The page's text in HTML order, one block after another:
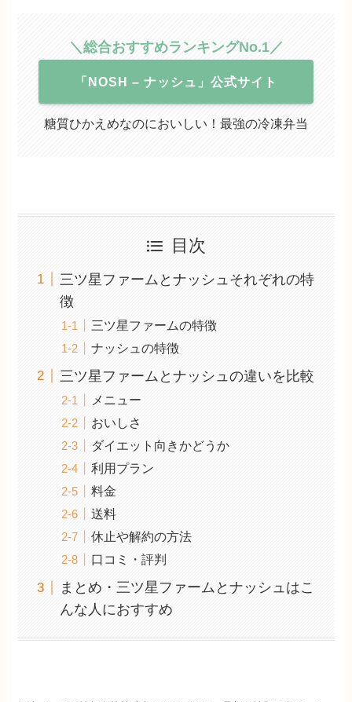
＼総合おすすめランキングNo.1／
「NOSH – ナッシュ」公式サイト
糖質ひかえめなのにおいしい！最強の冷凍弁当
目次
三ツ星ファームとナッシュそれぞれの特
徴
三ツ星ファームの特徴
ナッシュの特徴
三ツ星ファームとナッシュの違いを比較
メニュー
おいしさ
ダイエット向きかどうか
利用プラン
料金
送料
休止や解約の方法
口コミ・評判
まとめ・三ツ星ファームとナッシュはこ
んな人におすすめ